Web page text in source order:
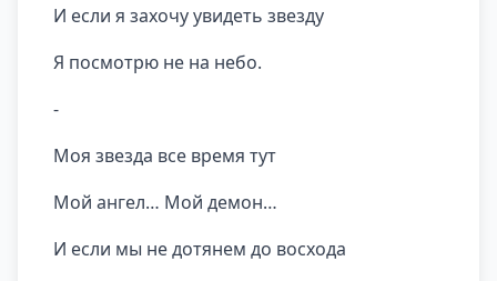
И если я захочу увидеть звезду
Я посмотрю не на небо.
-
Моя звезда все время тут
Мой ангел… Мой демон…
И если мы не дотянем до восхода